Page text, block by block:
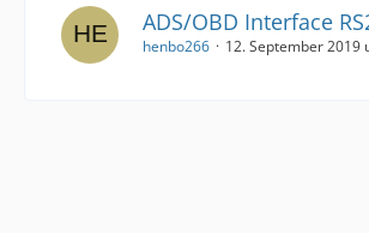
ADS/OBD Interface
henbo266 12. September 2019